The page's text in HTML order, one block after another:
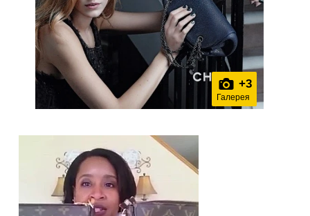
+3
Галерея